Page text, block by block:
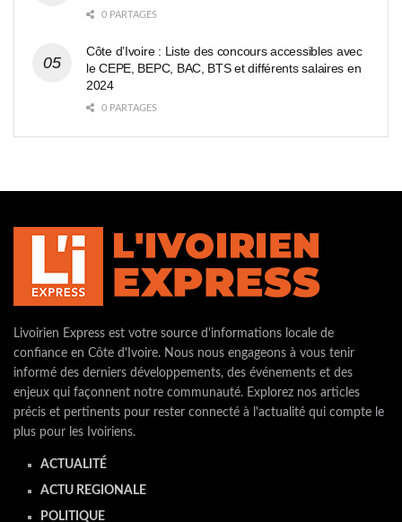
0 PARTAGES
Côte d’Ivoire : Liste des concours accessibles avec
le CEPE, BEPC, BAC, BTS et différents salaires en
2024
0 PARTAGES
Livoirien Express est votre source d'informations locale de
confiance en Côte d'Ivoire. Nous nous engageons à vous tenir
informé des derniers développements, des événements et des
enjeux qui façonnent notre communauté. Explorez nos articles
précis et pertinents pour rester connecté à l'actualité qui compte le
plus pour les Ivoiriens.
ACTUALITÉ
ACTU REGIONALE
POLITIQUE